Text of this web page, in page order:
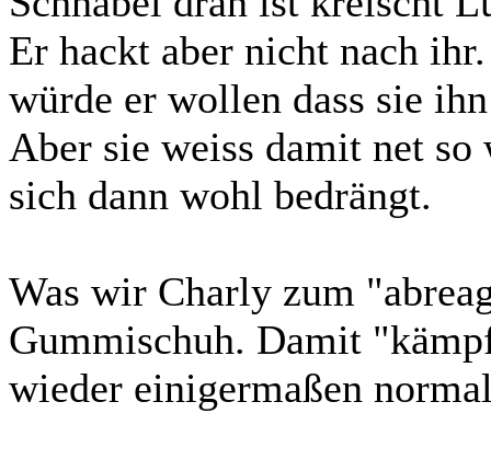
Er hackt aber nicht nach
würde er wollen dass sie
Aber sie weiss damit net
sich dann wohl bedrängt.
Was wir Charly zum
Gummischuh. Damit
wieder einigermaßen